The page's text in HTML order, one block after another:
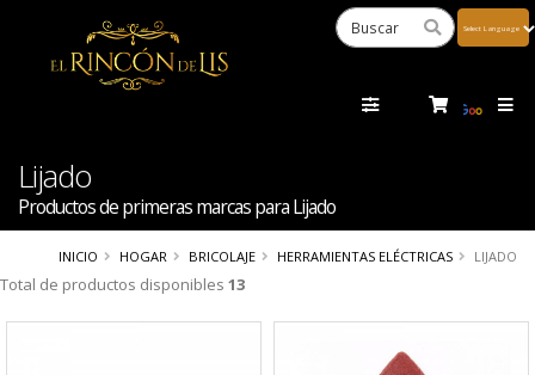
Lijado
Productos de primeras marcas para Lijado
INICIO HOGAR BRICOLAJE HERRAMIENTAS ELÉCTRICAS LIJADO
Total de productos disponibles 13